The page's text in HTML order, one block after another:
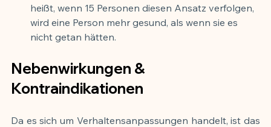
heißt, wenn 15 Personen diesen Ansatz verfolgen,
wird eine Person mehr gesund, als wenn sie es
nicht getan hätten.
Nebenwirkungen &
Kontraindikationen
Da es sich um Verhaltensanpassungen handelt, ist das